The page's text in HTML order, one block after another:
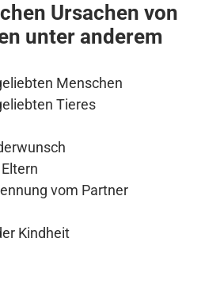
Ursachen von
unter anderem
Menschen
Tieres
vom Partner
Kindheit